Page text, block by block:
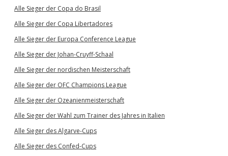
Alle Sieger der Copa do Brasil
Alle Sieger der Copa Libertadores
Alle Sieger der Europa Conference League
Alle Sieger der Johan-Cruyff-Schaal
Alle Sieger der nordischen Meisterschaft
Alle Sieger der OFC Champions League
Alle Sieger der Ozeanienmeisterschaft
Alle Sieger der Wahl zum Trainer des Jahres in Italien
Alle Sieger des Algarve-Cups
Alle Sieger des Confed-Cups